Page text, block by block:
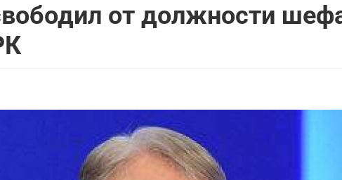
от должности